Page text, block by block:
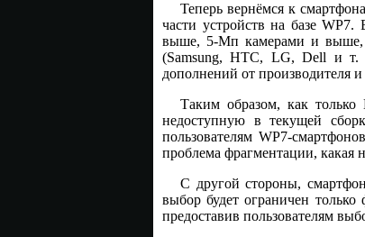
Теперь вернёмся к
части устройств на базе
выше, 5-Мп камерами и выше,
(Samsung, HTC, LG, Dell и т.
дополнений от производителя и
Таким образом, как
недоступную в текущей
пользователям WP7-
проблема фрагментации, какая
С другой стороны,
выбор будет ограничен
предоставив пользователям